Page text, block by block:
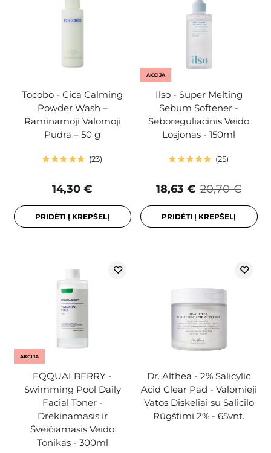
Tocobo - Cica Calming
Powder Wash –
Raminamoji Valomoji
Pudra – 50 g
23
14,30 €
PRIDĖTI Į KREPŠELĮ
AKCIJA
Ilso - Super Melting
Sebum Softener -
Seboreguliacinis Veido
Losjonas - 150ml
25
20,70 €
18,63 €
PRIDĖTI Į KREPŠELĮ
AKCIJA
EQQUALBERRY -
Swimming Pool Daily
Facial Toner -
Drėkinamasis ir
Šveičiamasis Veido
Tonikas - 300ml
Dr. Althea - 2% Salicylic
Acid Clear Pad - Valomieji
Vatos Diskeliai su Salicilo
Rūgštimi 2% - 65vnt.